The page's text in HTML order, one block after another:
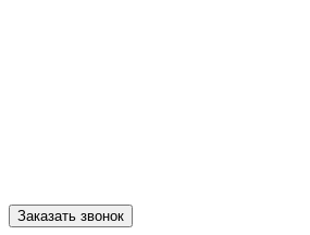
Заказать звонок